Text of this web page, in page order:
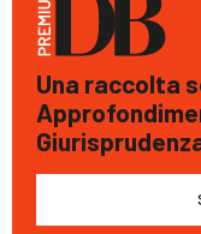
Una raccolta